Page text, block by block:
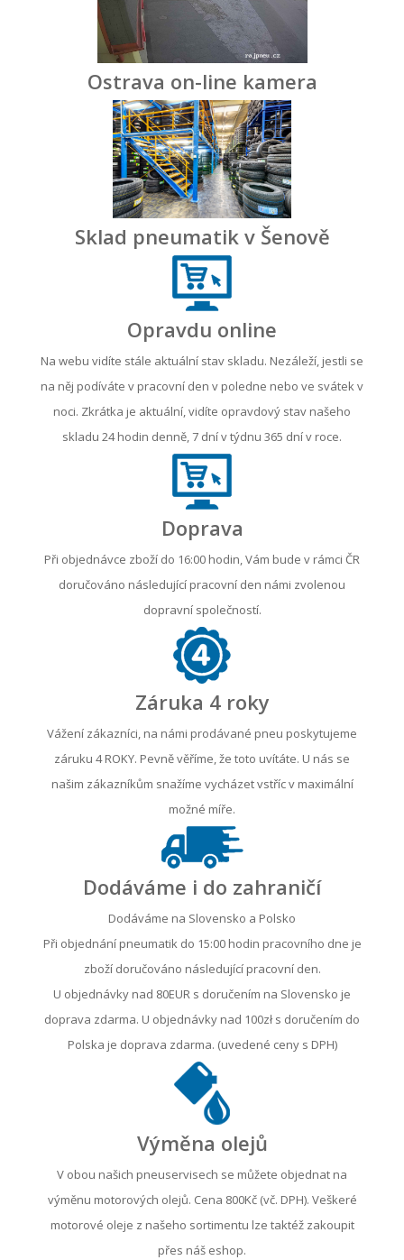
Ostrava on-line kamera
Sklad pneumatik v Šenově
Opravdu online
Na webu vidíte stále aktuální stav skladu. Nezáleží, jestli se
na něj podíváte v pracovní den v poledne nebo ve svátek v
noci. Zkrátka je aktuální, vidíte opravdový stav našeho
skladu 24 hodin denně, 7 dní v týdnu 365 dní v roce.
Doprava
Při objednávce zboží do 16:00 hodin, Vám bude v rámci ČR
doručováno následující pracovní den námi zvolenou
dopravní společností.
Záruka 4 roky
Vážení zákazníci, na námi prodávané pneu poskytujeme
záruku 4 ROKY. Pevně věříme, že toto uvítáte. U nás se
našim zákazníkům snažíme vycházet vstříc v maximální
možné míře.
Dodáváme i do zahraničí
Dodáváme na Slovensko a Polsko
Při objednání pneumatik do 15:00 hodin pracovního dne je
zboží doručováno následující pracovní den.
U objednávky nad 80EUR s doručením na Slovensko je
doprava zdarma. U objednávky nad 100zł s doručením do
Polska je doprava zdarma. (uvedené ceny s DPH)
Výměna olejů
V obou našich pneuservisech se můžete objednat na
výměnu motorových olejů. Cena 800Kč (vč. DPH). Veškeré
motorové oleje z našeho sortimentu lze taktéž zakoupit
přes náš eshop.